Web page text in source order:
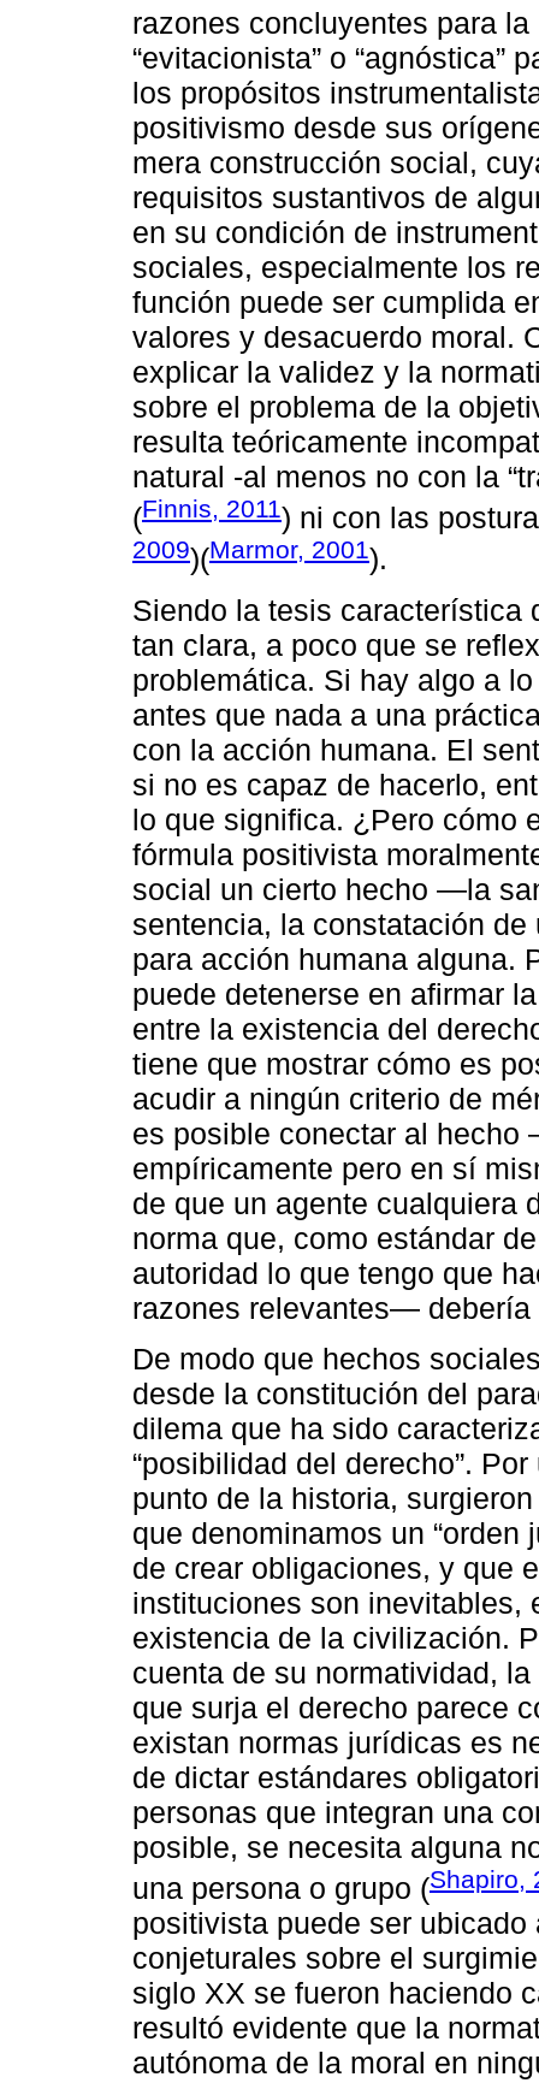
razones concluyentes para la
“evitacionista” o “agnóstica”
los propósitos
positivismo desde sus
mera construcción social,
requisitos sustantivos de
en su condición de
sociales, especialmente los
función puede ser cumplida
valores y desacuerdo moral.
explicar la validez y la
sobre el problema de la
resulta teóricamente
natural -al menos no con la
(Finnis, 2011) ni con las
2009)(Marmor, 2001).
Siendo la tesis característica
tan clara, a poco que se
problemática. Si hay algo a
antes que nada a una
con la acción humana. El
si no es capaz de hacerlo,
lo que significa. ¿Pero cómo
fórmula positivista
social un cierto hecho ―la
sentencia, la constatación
para acción humana alguna.
puede detenerse en afirmar
entre la existencia del
tiene que mostrar cómo es
acudir a ningún criterio de
es posible conectar al
empíricamente pero en sí
de que un agente
norma que, como estándar
autoridad lo que tengo que
razones relevantes― debería
De modo que hechos
desde la constitución del
dilema que ha sido
“posibilidad del derecho”.
punto de la historia,
que denominamos un “orden
de crear obligaciones, y que
instituciones son inevitables,
existencia de la civilización.
cuenta de su normatividad,
que surja el derecho parece
existan normas jurídicas es
de dictar estándares
personas que integran una
posible, se necesita alguna
una persona o grupo (Shapiro,
positivista puede ser
conjeturales sobre el
siglo XX se fueron haciendo
resultó evidente que la
autónoma de la moral en